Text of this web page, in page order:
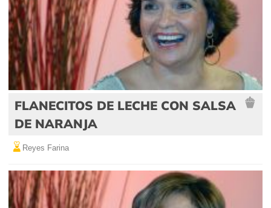
FLANECITOS DE LECHE CON SALSA
DE NARANJA
Reyes Farina